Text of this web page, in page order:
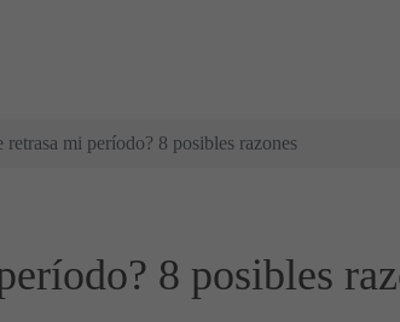
retrasa mi período? 8 posibles razones
8 posibles